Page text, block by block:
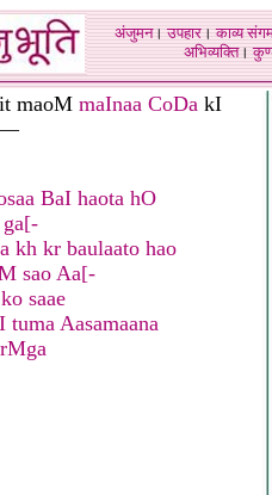
अंजुमन।उपहार।काव्य
अभिव्यक्ति।
maoM maInaa CoDa kI
BaI haota hO
kh kr baulaato hao
sao Aa[-
saae
tuma Aasamaana